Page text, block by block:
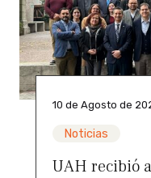
10 de Agosto de
Noticias
UAH recibió